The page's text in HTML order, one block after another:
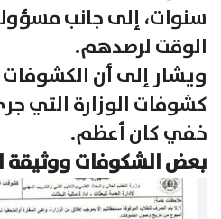
سنوات، إلى جانب
الوقت لرصدهم.
ويشار إلى أن
كشوفات الوزارة التي
خفي كان أعظم.
بعض الشكوفات ووثيقة